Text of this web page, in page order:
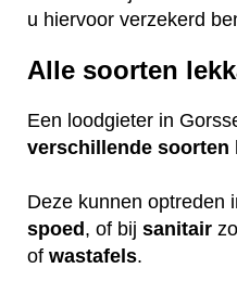
u hiervoor verzekerd
Alle soorten
Een loodgieter in
verschillende soorten
Deze kunnen optreden
spoed, of bij sanitair
of wastafels.